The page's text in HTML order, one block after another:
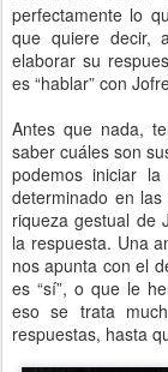
perfectamente lo
que quiere decir,
elaborar su
es “hablar” con
Antes que nada,
saber cuáles son
podemos iniciar
determinado en
riqueza gestual de
la respuesta. Una
nos apunta con el
es “sí”, o que le
eso se trata
respuestas, hasta